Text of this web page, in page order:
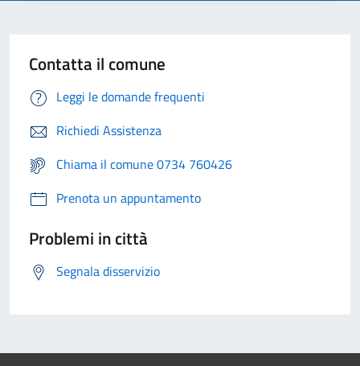
Contatta il comune
Leggi le domande frequenti
Richiedi Assistenza
Chiama il comune 0734 760426
Prenota un appuntamento
Problemi in città
Segnala disservizio